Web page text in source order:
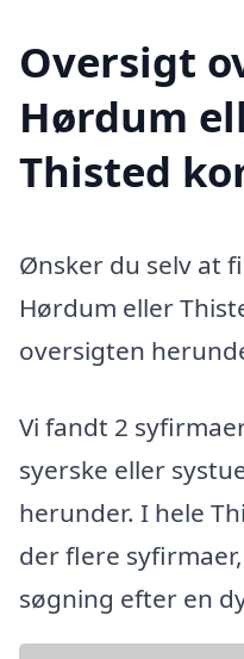
Oversigt
Hørdum
Thisted
Ønsker du selv at
Hørdum eller
oversigten
Vi fandt 2
syerske eller
herunder. I hele
der flere
søgning efter en